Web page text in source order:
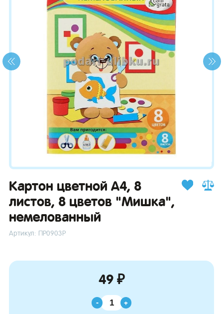
Картон цветной А4, 8
листов, 8 цветов "Мишка",
немелованный
Артикул: ПР0903Р
49 ₽
- +